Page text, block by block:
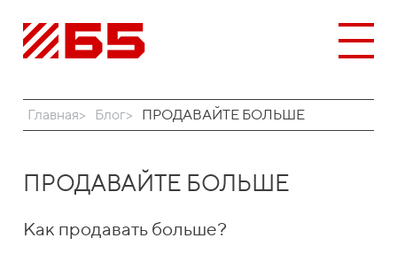
Главная Блог ПРОДАВАЙТЕ БОЛЬШЕ
ПРОДАВАЙТЕ БОЛЬШЕ
Как продавать больше?